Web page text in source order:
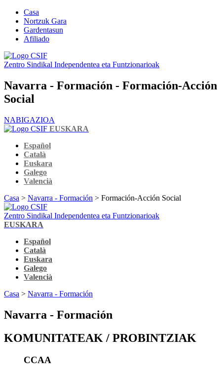
Casa
Nortzuk Gara
Gardentasun
Afiliado
Zentro Sindikal Independentea eta Funtzionarioak
Navarra - Formación - Formación-Acción
Social
NABIGAZIOA
EUSKARA
Español
Català
Euskara
Galego
Valencià
Casa > Navarra - Formación > Formación-Acción Social
Zentro Sindikal Independentea eta Funtzionarioak
EUSKARA
Español
Català
Euskara
Galego
Valencià
Casa > Navarra - Formación
Navarra - Formación
KOMUNITATEAK / PROBINTZIAK
CCAA